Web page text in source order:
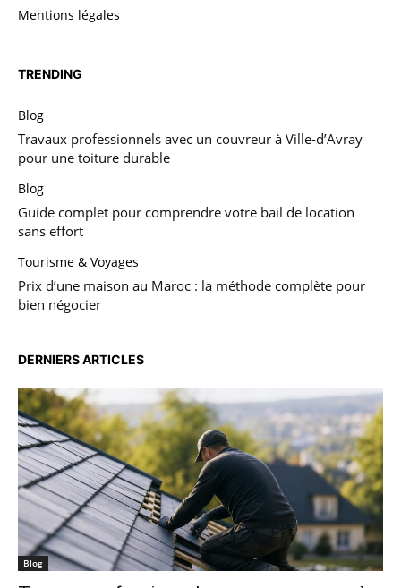
Mentions légales
TRENDING
Blog
Travaux professionnels avec un couvreur à Ville-d’Avray
pour une toiture durable
Blog
Guide complet pour comprendre votre bail de location
sans effort
Tourisme & Voyages
Prix d’une maison au Maroc : la méthode complète pour
bien négocier
DERNIERS ARTICLES
Blog